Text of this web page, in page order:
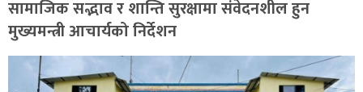
सामाजिक सद्भाव र शान्ति सुरक्षामा संवेदनशील हुन
मुख्यमन्त्री आचार्यको निर्देशन